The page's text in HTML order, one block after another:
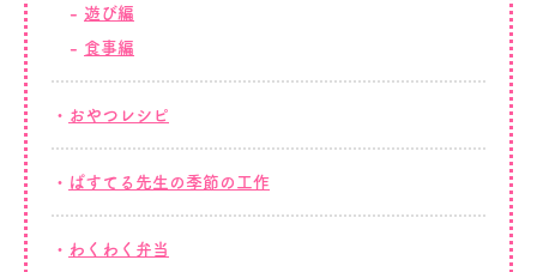
遊び編
食事編
おやつレシピ
ぱすてる先生の季節の工作
わくわく弁当